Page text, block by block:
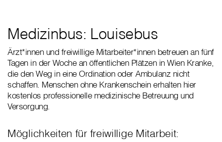
Medizinbus: Louisebus
Ärzt*innen und freiwillige Mitarbeiter*innen betreuen an fünf
Tagen in der Woche an öffentlichen Plätzen in Wien Kranke,
die den Weg in eine Ordination oder Ambulanz nicht
schaffen. Menschen ohne Krankenschein erhalten hier
kostenlos professionelle medizinische Betreuung und
Versorgung.
Möglichkeiten für freiwillige Mitarbeit: